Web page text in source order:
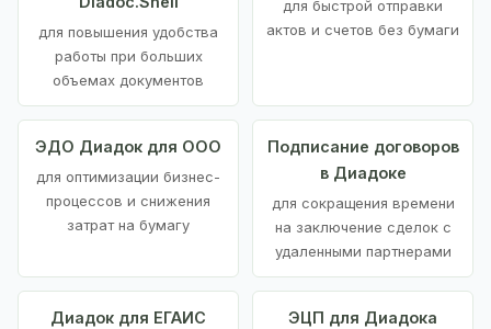
для повышения удобства
работы при больших
объемах документов
для быстрой отправки
актов и счетов без бумаги
ЭДО Диадок для ООО
для оптимизации бизнес-
процессов и снижения
затрат на бумагу
Подписание договоров
в Диадоке
для сокращения времени
на заключение сделок с
удаленными партнерами
Диадок для ЕГАИС ЭЦП для Диадока